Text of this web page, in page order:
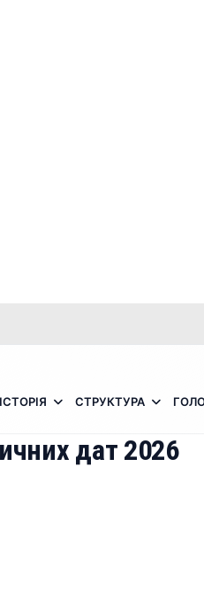
ІСТОРІЯ СТРУКТУРА
дат 2026